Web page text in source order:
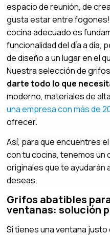
espacio de reunión, de
gusta estar entre
cocina adecuado es
funcionalidad del día a día,
de diseño a un lugar en el
Nuestra selección de
darte todo lo que
moderno, materiales de
una empresa con más de
ofrecer.
Así, para que encuentres
con tu cocina, tenemos
originales que te ayudarán
deseas.
Grifos abatibles
ventanas: solución
Si tienes una ventana